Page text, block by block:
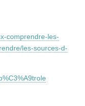
comprendre-les-
les-sources-d-